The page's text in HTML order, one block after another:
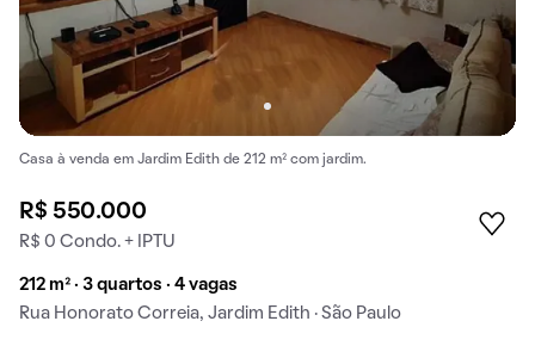
Casa à venda em Jardim Edith de 212 m² com jardim.
R$ 550.000
R$ 0 Condo. + IPTU
212 m² · 3 quartos · 4 vagas
Rua Honorato Correia, Jardim Edith · São Paulo